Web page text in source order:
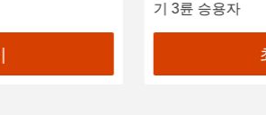
기 3륜 승용자